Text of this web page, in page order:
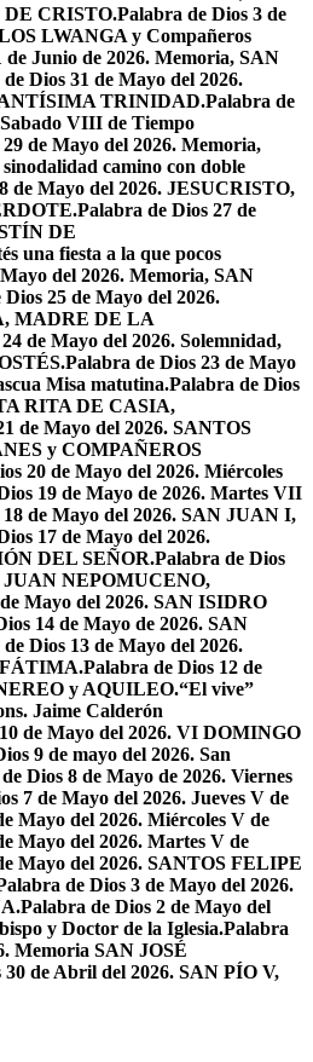
CRISTO.Palabra de Dios 3 de
LWANGA y Compañeros
de Junio de 2026. Memoria, SAN
Dios 31 de Mayo del 2026.
TRINIDAD.Palabra de
VIII de Tiempo
de Mayo del 2026. Memoria,
camino con doble
de Mayo del 2026. JESUCRISTO,
Palabra de Dios 27 de
DE
una fiesta a la que pocos
del 2026. Memoria, SAN
25 de Mayo del 2026.
MADRE DE LA
de Mayo del 2026. Solemnidad,
Palabra de Dios 23 de Mayo
Misa matutina.Palabra de Dios
RITA DE CASIA,
de Mayo del 2026. SANTOS
y COMPAÑEROS
20 de Mayo del 2026. Miércoles
19 de Mayo de 2026. Martes VII
de Mayo del 2026. SAN JUAN I,
17 de Mayo del 2026.
DEL SEÑOR.Palabra de Dios
JUAN NEPOMUCENO,
Mayo del 2026. SAN ISIDRO
14 de Mayo de 2026. SAN
Dios 13 de Mayo del 2026.
Palabra de Dios 12 de
y AQUILEO.“El vive”
Jaime Calderón
de Mayo del 2026. VI DOMINGO
9 de mayo del 2026. San
Dios 8 de Mayo de 2026. Viernes
7 de Mayo del 2026. Jueves V de
Mayo del 2026. Miércoles V de
Mayo del 2026. Martes V de
Mayo del 2026. SANTOS FELIPE
de Dios 3 de Mayo del 2026.
Palabra de Dios 2 de Mayo del
y Doctor de la Iglesia.Palabra
Memoria SAN JOSÉ
30 de Abril del 2026. SAN PÍO V,